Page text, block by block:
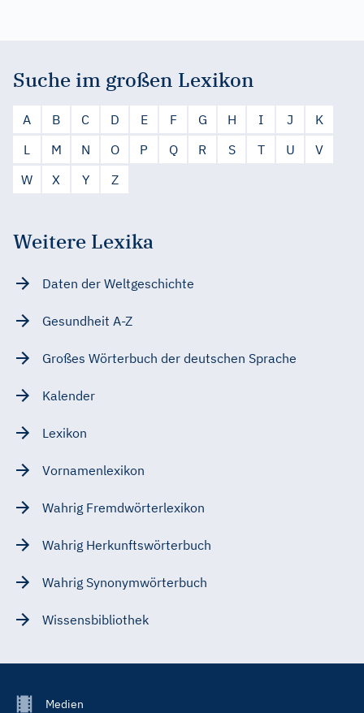
Suche im großen Lexikon
A B C D E F G H I J
K
L
M N O P Q R S T U
V
W
X Y Z
Weitere Lexika
Daten der Weltgeschichte
Gesundheit A-Z
Großes Wörterbuch der deutschen Sprache
Kalender
Lexikon
Vornamenlexikon
Wahrig Fremdwörterlexikon
Wahrig Herkunftswörterbuch
Wahrig Synonymwörterbuch
Wissensbibliothek
FooterMedien